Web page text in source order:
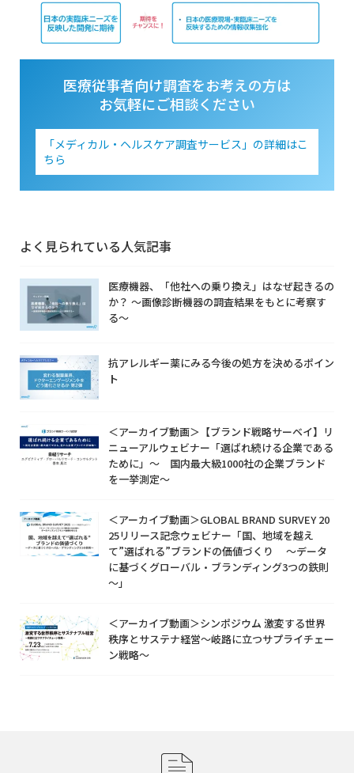
医療従事者向け調査をお考えの方は
お気軽にご相談ください
「メディカル・ヘルスケア調査サービス」の詳細はこ
ちら
よく見られている人気記事
医療機器、「他社への乗り換え」はなぜ起きるの
か？ ～画像診断機器の調査結果をもとに考察す
る～
抗アレルギー薬にみる今後の処方を決めるポイン
ト
＜アーカイブ動画＞【ブランド戦略サーベイ】リ
ニューアルウェビナー「選ばれ続ける企業である
ために」～ 国内最大級1000社の企業ブランド
を一挙測定～
＜アーカイブ動画＞GLOBAL BRAND SURVEY 20
25リリース記念ウェビナー「国、地域を越え
て”選ばれる”ブランドの価値づくり ～データ
に基づくグローバル・ブランディング3つの鉄則
～」
＜アーカイブ動画＞シンポジウム 激変する世界
秩序とサステナ経営～岐路に立つサプライチェー
ン戦略～